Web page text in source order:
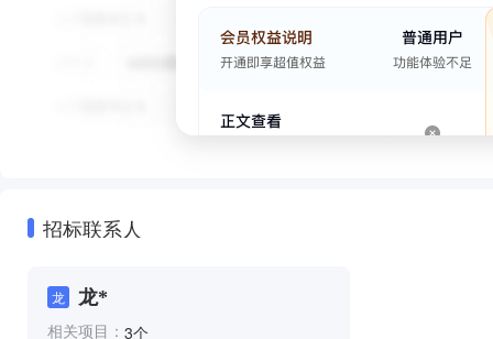
招标联系人
龙 龙*
相关项目： 3个